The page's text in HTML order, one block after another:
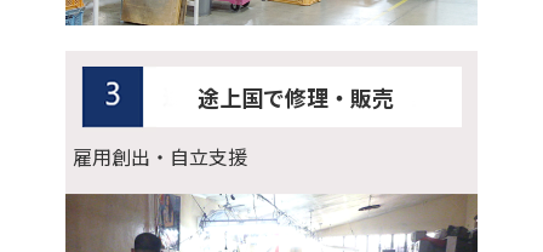
途上国で修理・販売
雇用創出・自立支援